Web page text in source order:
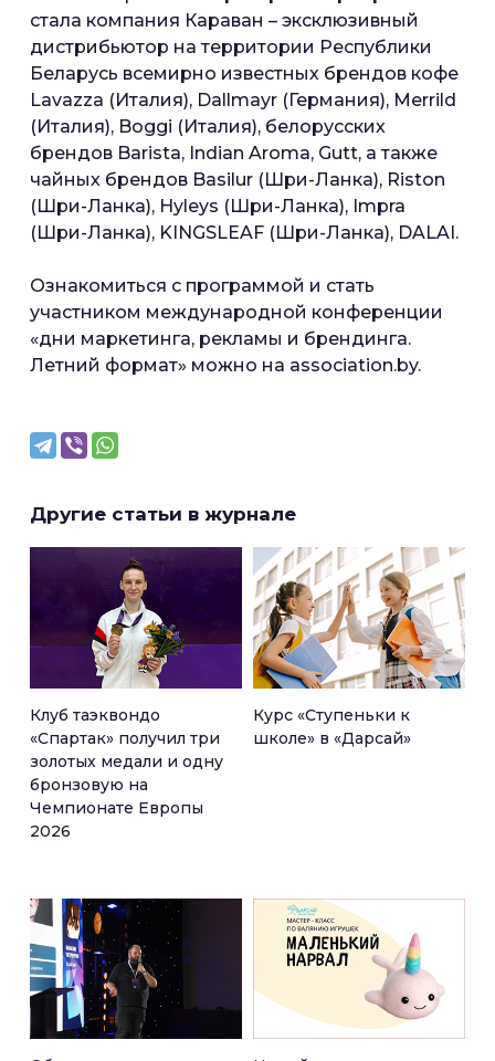
стала компания Караван – эксклюзивный
дистрибьютор на территории Республики
Беларусь всемирно известных брендов кофе
Lavazza (Италия), Dallmayr (Германия), Merrild
(Италия), Boggi (Италия), белорусских
брендов Barista, Indian Aroma, Gutt, а также
чайных брендов Basilur (Шри-Ланка), Riston
(Шри-Ланка), Hyleys (Шри-Ланка), Impra
(Шри-Ланка), KINGSLEAF (Шри-Ланка), DALAI.
Ознакомиться с программой и стать
участником международной конференции
«дни маркетинга, рекламы и брендинга.
Летний формат» можно на association.by.
Другие статьи в журнале
Клуб таэквондо
«Спартак» получил три
золотых медали и одну
бронзовую на
Чемпионате Европы
2026
Курс «Ступеньки к
школе» в «Дарсай»